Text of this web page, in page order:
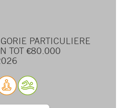
PARTICULIERE
TOT €80.000